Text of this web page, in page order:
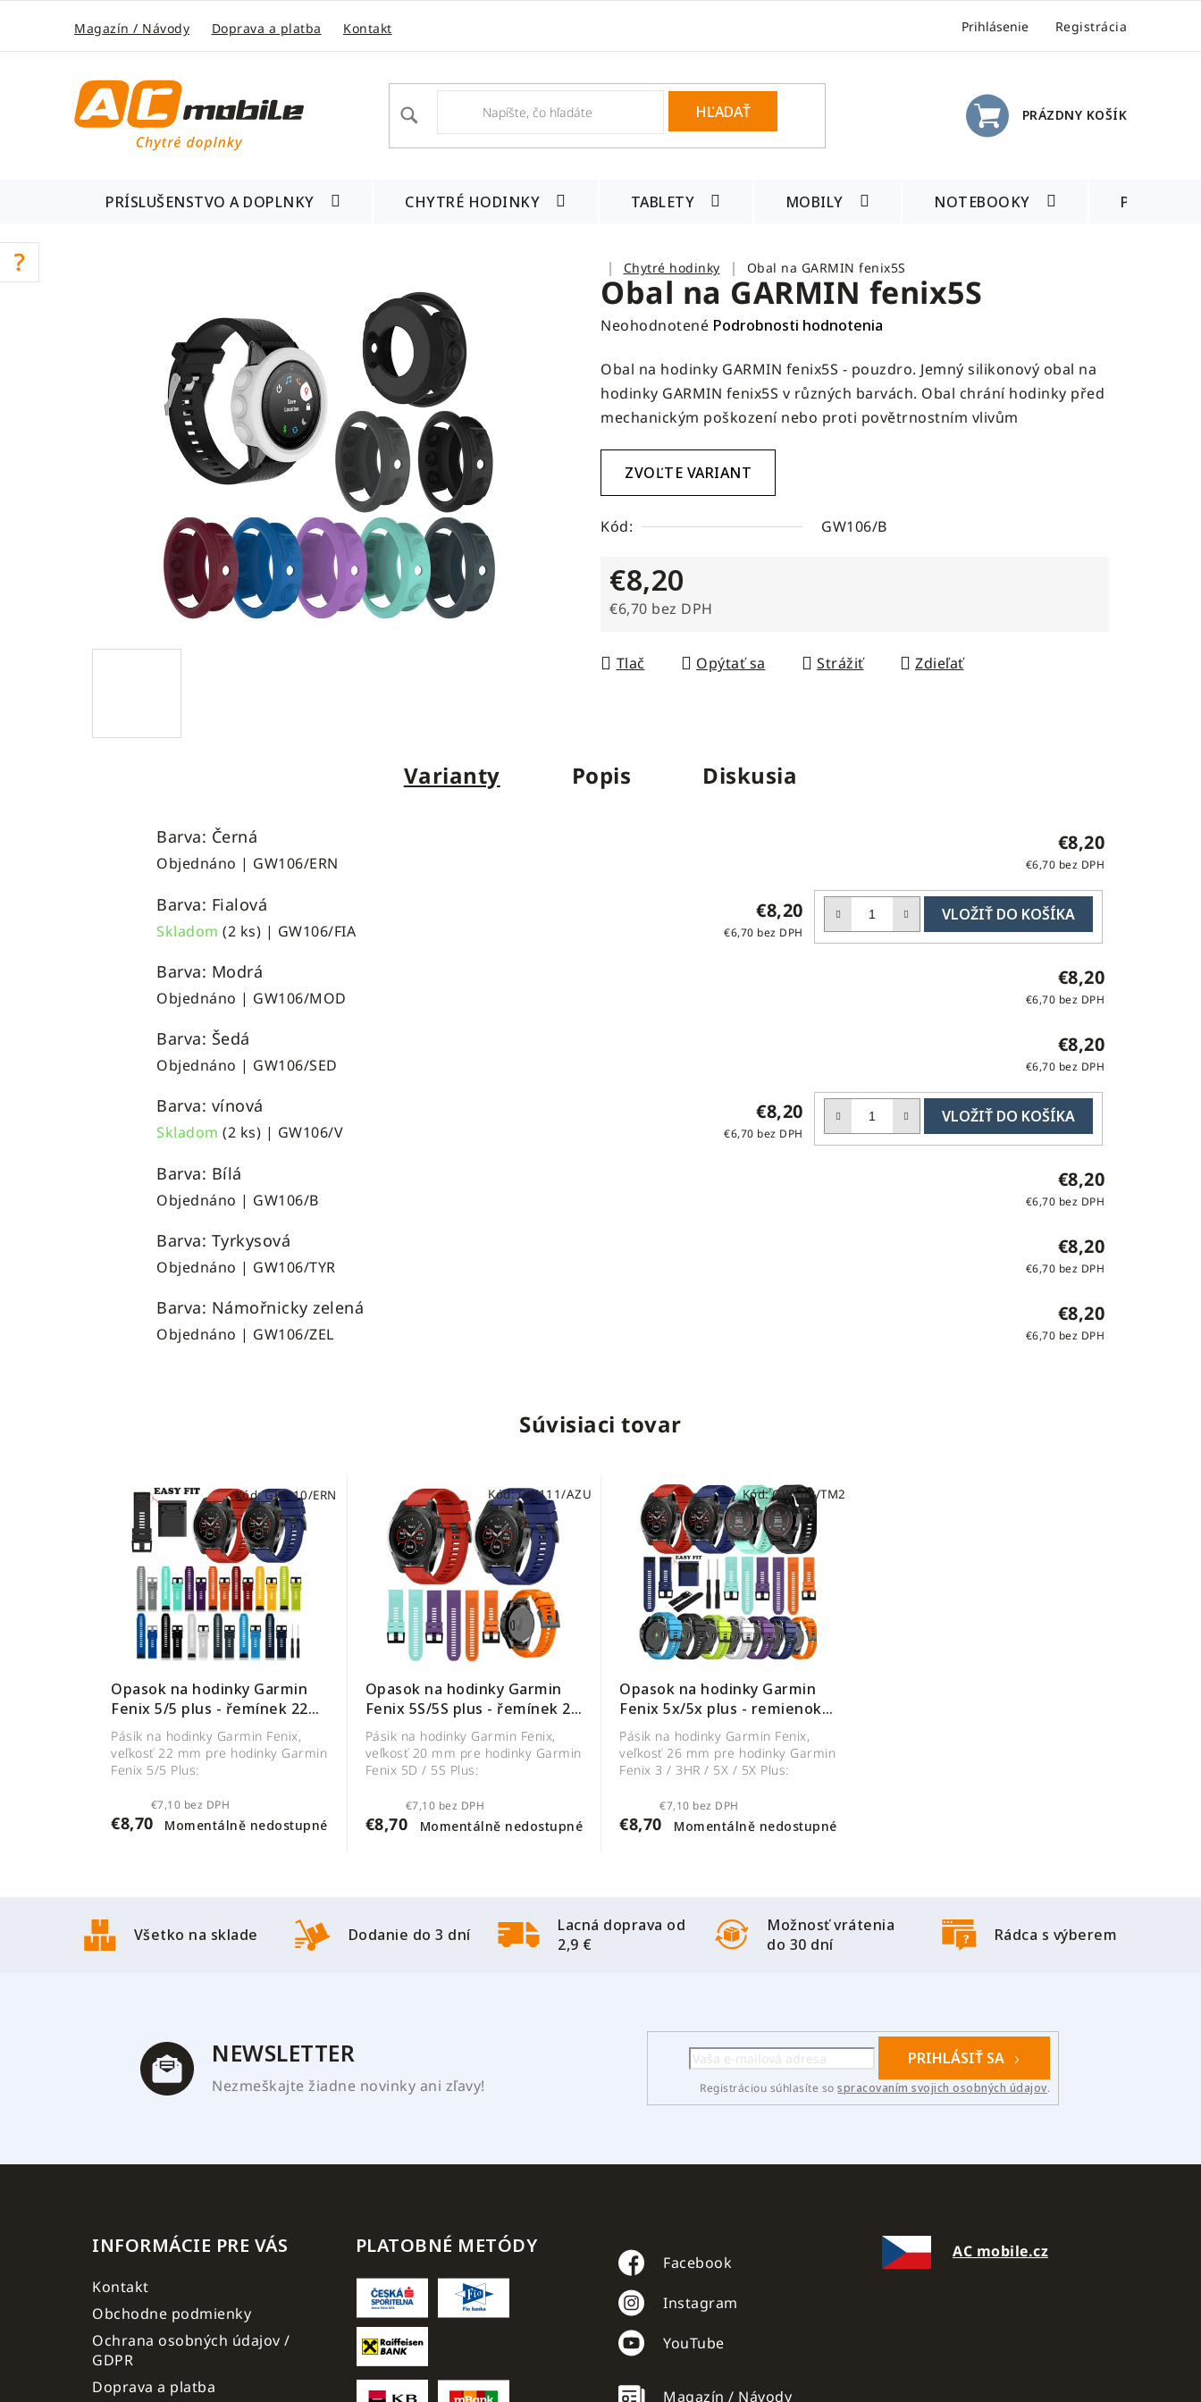
obsah
Magazín / Návody Doprava a platba Kontakt Prihlásenie Registrácia
HĽADAŤ
NÁKUPNÝ
PRÁZDNY KOŠÍK
PRÍSLUŠENSTVO A DOPLNKY CHYTRÉ HODINKY TABLETY MOBILY NOTEBOOKY
DomovChytré hodinky Obal na GARMIN fenix5S
Obal na GARMIN fenix5S
Priemerné
produktu
je
0,0
z
hviezdičiek.
Neohodnotené Podrobnosti hodnotenia
Obal na hodinky GARMIN fenix5S - pouzdro. Jemný silikonový obal na
hodinky GARMIN fenix5S v různých barvách. Obal chrání hodinky před
mechanickým poškození nebo proti povětrnostním vlivům
ZVOĽTE VARIANT
Kód: GW106/B
€8,20
€6,70 bez DPH
Tlač
Opýtať sa Strážiť Zdieľať
Varianty Popis Diskusia
Barva: Černá
Objednáno | GW106/ERN
€8,20
€6,70 bez DPH
Barva: Fialová
Skladom (2 ks) | GW106/FIA
€8,20
€6,70 bez DPH
DO
KOŠÍKA
Barva: Modrá
Objednáno | GW106/MOD
€8,20
€6,70 bez DPH
Barva: Šedá
Objednáno | GW106/SED
€8,20
€6,70 bez DPH
Barva: vínová
Skladom (2 ks) | GW106/V
€8,20
€6,70 bez DPH
DO
KOŠÍKA
Barva: Bílá
Objednáno | GW106/B
€8,20
€6,70 bez DPH
Barva: Tyrkysová
Objednáno | GW106/TYR
€8,20
€6,70 bez DPH
Barva: Námořnicky zelená
Objednáno | GW106/ZEL
€8,20
€6,70 bez DPH
Súvisiaci tovar
Opasok na hodinky Garmin
Fenix 5/5 plus - řemínek 22
mm
Momentálně nedostupné
€7,10 bez DPH
€8,70
Pásik na hodinky Garmin Fenix,
veľkosť 22 mm pre hodinky Garmin
Fenix 5/5 Plus:
Kód:GW110/ERN
Opasok na hodinky Garmin
Fenix 5S/5S plus - řemínek 20
mm
Momentálně nedostupné
€7,10 bez DPH
€8,70
Pásik na hodinky Garmin Fenix,
veľkosť 20 mm pre hodinky Garmin
Fenix 5D / 5S Plus:
Kód:GW111/AZU
Opasok na hodinky Garmin
Fenix 5x/5x plus - remienok
26 mm
Momentálně nedostupné
€7,10 bez DPH
€8,70
Pásik na hodinky Garmin Fenix,
veľkosť 26 mm pre hodinky Garmin
Fenix 3 / 3HR / 5X / 5X Plus:
Kód:GW109/TM2
Všetko na sklade Dodanie do 3 dní
Lacná doprava od
2,9 €
Možnosť vrátenia
do 30 dní
Rádca s výberem
NEWSLETTER
Nezmeškajte žiadne novinky ani zľavy!
PRIHLÁSIŤ SA
Registráciou súhlasíte sospracovaním svojich osobných údajov.
INFORMÁCIE PRE VÁS
Kontakt
Obchodne podmienky
Ochrana osobných údajov /
GDPR
Doprava a platba
PLATOBNÉ METÓDY
Facebook
Instagram
YouTube
Magazín / Návody
AC mobile.cz